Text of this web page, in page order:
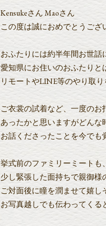
Kensukeさん Maoさん
この度は誠におめでとうござ
おふたりには約半年間お世話
愛知県にお住いのおふたりと
リモートやLINE等のやり取
ご衣裳の試着など、一度の
あったかと思いますがどんな
お話くださったことを今でも
挙式前のファミリーミートも
少し緊張した面持ちで親御様
ご対面後に瞳を潤ませて嬉し
お写真越しでも伝わってくる